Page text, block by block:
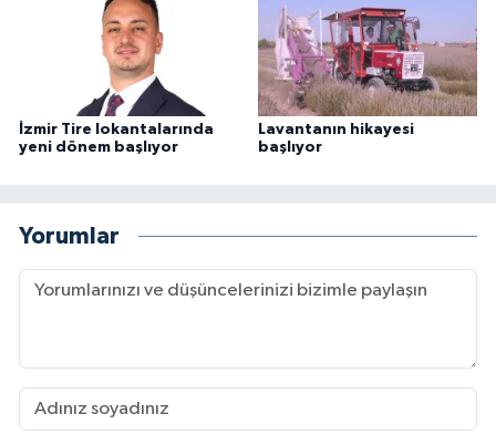
İzmir Tire lokantalarında
yeni dönem başlıyor
Lavantanın hikayesi
başlıyor
Yorumlar